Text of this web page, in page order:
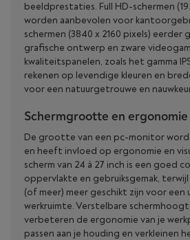
beeldprestaties. Full HD-schermen
worden aanbevolen voor
schermen (3840 x 2160 pixels) eerder
grafische ontwerp en zware
kwaliteitspanelen, zoals het gamma
rekenen op levendige kleuren en
voor een natuurgetrouwe en
Schermgrootte en ergonomie
De grootte van een pc-monitor
en heeft invloed op ergonomie en
scherm van 24 à 27 inch is een goed
oppervlakte en gebruiksgemak, terwijl
(of meer) meer geschikt zijn voor
werkruimte. Verstelbare
verbeteren de ergonomie van je
passen aan je houding en verkleinen